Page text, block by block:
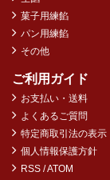
菓子用練餡
パン用練餡
その他
ご利用ガイド
お支払い・送料
よくあるご質問
特定商取引法の表示
個人情報保護方針
RSS /ATOM